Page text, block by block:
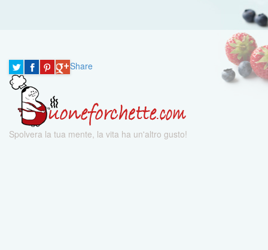
Share
Spolvera la tua mente, la vita ha un'altro gusto!